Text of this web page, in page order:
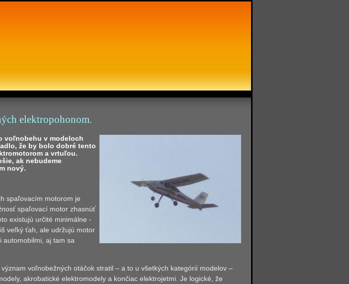
elektropohonom.
voľnobehu v modeloch
že by bolo dobré tento
a vrtuľou.
ak nebudeme
nový.
spaľovacím motorom je
spaľovací motor zhasnúť
existujú určité minimálne -
veľký ťah, ale udržujú motor
automobilmi, aj tam sa
voľnobežných otáčok stratil – a to u všetkých kategórií modelov –
akrobatické elektromodely a končiac elektrojetmi. Je logické, že